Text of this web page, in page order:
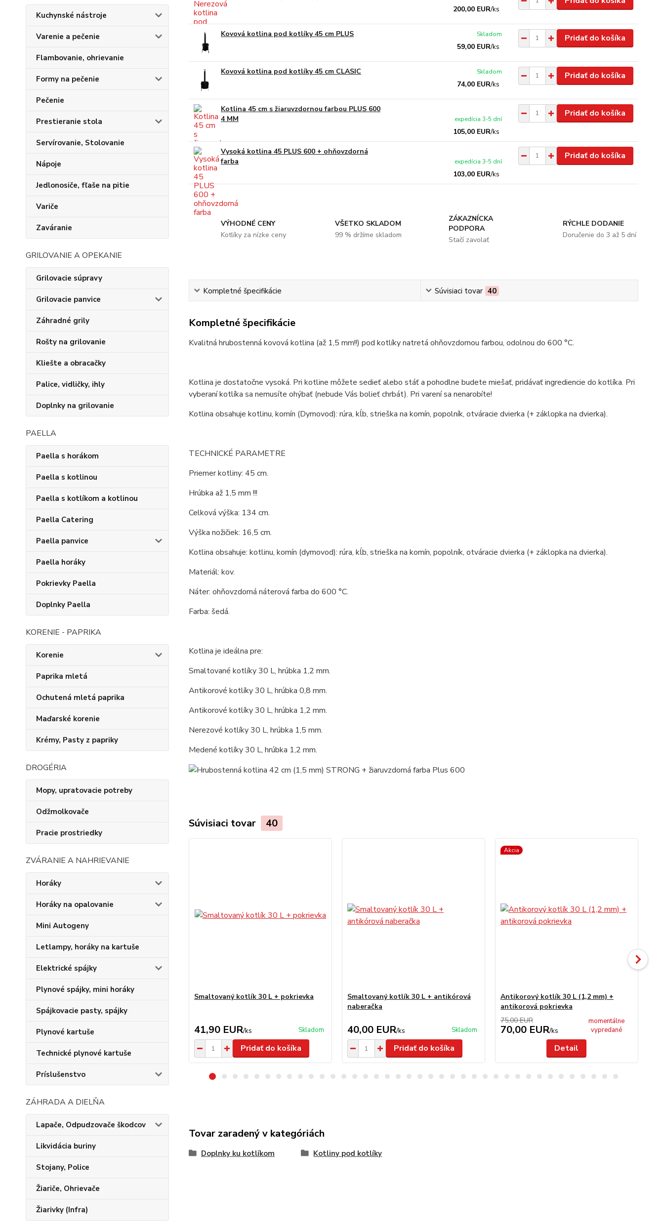
Kuchynské nástroje
Varenie a pečenie
Flambovanie, ohrievanie
Formy na pečenie
Pečenie
Prestieranie stola
Servírovanie, Stolovanie
Nápoje
Jedlonosiče, fľaše na pitie
Variče
Zaváranie
GRILOVANIE A OPEKANIE
Grilovacie súpravy
Grilovacie panvice
Záhradné grily
Rošty na grilovanie
Kliešte a obracačky
Palice, vidličky, ihly
Doplnky na grilovanie
PAELLA
Paella s horákom
Paella s kotlinou
Paella s kotlíkom a kotlinou
Paella Catering
Paella panvice
Paella horáky
Pokrievky Paella
Doplnky Paella
KORENIE - PAPRIKA
Korenie
Paprika mletá
Ochutená mletá paprika
Maďarské korenie
Krémy, Pasty z papriky
DROGÉRIA
Mopy, upratovacie potreby
Odžmolkovače
Pracie prostriedky
ZVÁRANIE A NAHRIEVANIE
Horáky
Horáky na opalovanie
Mini Autogeny
Letlampy, horáky na kartuše
Elektrické spájky
Plynové spájky, mini horáky
Spájkovacie pasty, spájky
Plynové kartuše
Technické plynové kartuše
Príslušenstvo
ZÁHRADA A DIELŇA
Lapače, Odpudzovače škodcov
Likvidácia buriny
Stojany, Police
Žiariče, Ohrievače
Žiarivky (Infra)
200,00 EUR/ks
Kovová kotlina pod kotlíky 45 cm PLUS
59,00 EUR/ks
Skladom Pridať do košíka
Kovová kotlina pod kotlíky 45 cm CLASIC
74,00 EUR/ks
Skladom Pridať do košíka
Kotlina 45 cm s žiaruvzdornou farbou PLUS 600
4 MM
105,00 EUR/ks
expedícia 3-5 dní
Pridať do košíka
Vysoká kotlina 45 PLUS 600 + ohňovzdorná
farba
103,00 EUR/ks
expedícia 3-5 dní
Pridať do košíka
VÝHODNÉ CENY
Kotlíky za nízke ceny
VŠETKO SKLADOM
99 % držíme skladom
ZÁKAZNÍCKA
PODPORA
Stačí zavolať
RÝCHLE DODANIE
Doručenie do 3 až 5 dní
Kompletné špecifikácie Súvisiaci tovar 40
Kompletné špecifikácie
Kvalitná hrubostenná kovová kotlina (až 1,5 mm!!) pod kotlíky natretá ohňovzdornou farbou, odolnou do 600 °C.
Kotlina je dostatočne vysoká. Pri kotline môžete sedieť alebo stáť a pohodlne budete miešať, pridávať ingrediencie do kotlíka. Pri
vyberaní kotlíka sa nemusíte ohýbať (nebude Vás bolieť chrbát). Pri varení sa nenarobíte!
Kotlina obsahuje kotlinu, komín (Dymovod): rúra, kĺb, strieška na komín, popolník, otváracie dvierka (+ záklopka na dvierka).
TECHNICKÉ PARAMETRE
Priemer kotliny: 45 cm.
Hrúbka až 1,5 mm !!!
Celková výška: 134 cm.
Výška nožičiek: 16,5 cm.
Kotlina obsahuje: kotlinu, komín (dymovod): rúra, kĺb, strieška na komín, popolník, otváracie dvierka (+ záklopka na dvierka).
Materiál: kov.
Náter: ohňovzdorná náterová farba do 600 °C.
Farba: šedá.
Kotlina je ideálna pre:
Smaltované kotlíky 30 L, hrúbka 1,2 mm.
Antikorové kotlíky 30 L, hrúbka 0,8 mm.
Antikorové kotlíky 30 L, hrúbka 1,2 mm.
Nerezové kotlíky 30 L, hrúbka 1,5 mm.
Medené kotlíky 30 L, hrúbka 1,2 mm.
Súvisiaci tovar 40
Smaltovaný kotlík 30 L + pokrievka
41,90 EUR/ks Skladom
Pridať do košíka
Smaltovaný kotlík 30 L + antikórová
naberačka
40,00 EUR/ks Skladom
Pridať do košíka
Akcia
Antikorový kotlík 30 L (1,2 mm) +
antikorová pokrievka
75,00 EUR
70,00 EUR/ks
momentálne
vypredané
Detail
Tovar zaradený v kategóriách
Doplnky ku kotlíkom Kotliny pod kotlíky